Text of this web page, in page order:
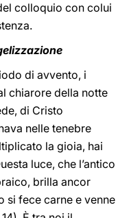
colloquio con colui
di avvento, i
chiarore della notte
di Cristo
nelle tenebre
la gioia, hai
luce, che l’antico
brilla ancor
si fece carne e venne